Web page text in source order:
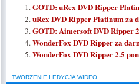
GOTD: uRex DVD Ripper
uRex DVD Ripper Platinum za
GOTD: Aimersoft DVD Ripper
WonderFox DVD Ripper za
WonderFox DVD Ripper 2.5
TWORZENIE I EDYCJA WIDEO